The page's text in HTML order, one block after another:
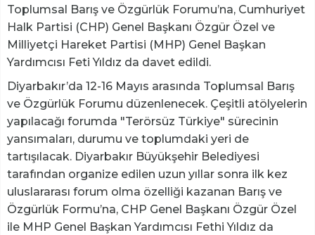
Toplumsal Barış ve Özgürlük Forumu’na, Cumhuriyet
Halk Partisi (CHP) Genel Başkanı Özgür Özel ve
Milliyetçi Hareket Partisi (MHP) Genel Başkan
Yardımcısı Feti Yıldız da davet edildi.
Diyarbakır’da 12-16 Mayıs arasında Toplumsal Barış
ve Özgürlük Forumu düzenlenecek. Çeşitli atölyelerin
yapılacağı forumda "Terörsüz Türkiye" sürecinin
yansımaları, durumu ve toplumdaki yeri de
tartışılacak. Diyarbakır Büyükşehir Belediyesi
tarafından organize edilen uzun yıllar sonra ilk kez
uluslararası forum olma özelliği kazanan Barış ve
Özgürlük Formu’na, CHP Genel Başkanı Özgür Özel
ile MHP Genel Başkan Yardımcısı Fethi Yıldız da